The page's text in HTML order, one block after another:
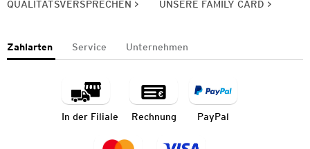
QUALITÄTSVERSPRECHEN UNSERE FAMILY CARD
Zahlarten Service Unternehmen
In der Filiale Rechnung PayPal